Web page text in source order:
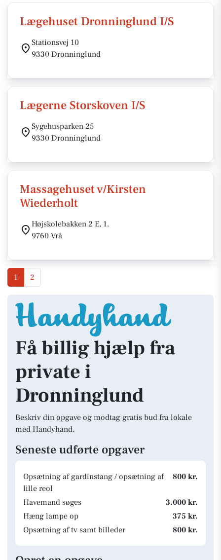
Lægehuset Dronninglund I/S
Stationsvej 10
9330 Dronninglund
Lægerne Storskoven I/S
Sygehusparken 25
9330 Dronninglund
Massagehuset v/Kirsten
Wiederholt
Højskolebakken 2 E, 1.
9760 Vrå
1 2
Få billig hjælp fra
private i
Dronninglund
Beskriv din opgave og modtag gratis bud fra lokale
med Handyhand.
Seneste udførte opgaver
Opsætning af gardinstang / opsætning af
lille reol
800 kr.
Havemand søges
3.000 kr.
Hæng lampe op
375 kr.
Opsætning af tv samt billeder
800 kr.